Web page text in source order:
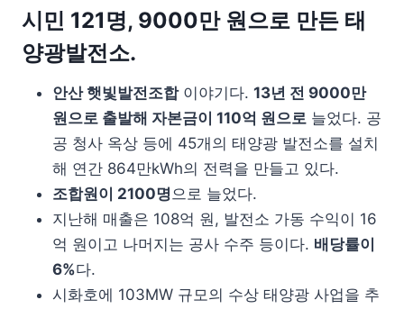
시민 121명, 9000만 원으로 만든 태
양광발전소.
안산 햇빛발전조합이야기다. 13년 전 9000만
원으로 출발해 자본금이 110억 원으로 늘었다. 공
공 청사 옥상 등에 45개의 태양광 발전소를 설치
해 연간 864만kWh의 전력을 만들고 있다.
조합원이 2100명 으로 늘었다.
지난해 매출은 108억 원, 발전소 가동 수익이 16
억 원이고 나머지는 공사 수주 등이다. 배당률이
6%다.
시화호에 103MW 규모의 수상 태양광 사업을 추